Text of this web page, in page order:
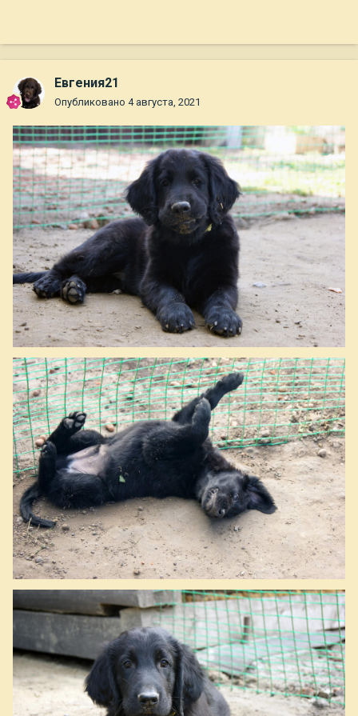
Евгения21
Опубликовано 4 августа, 2021